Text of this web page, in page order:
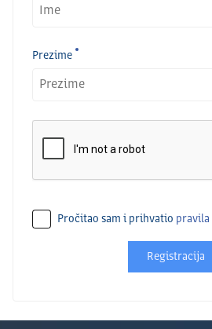
Prezime
Pročitao sam i prihvatio pravila
Registracija